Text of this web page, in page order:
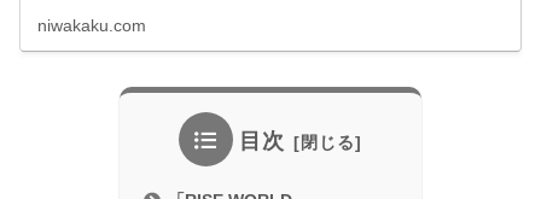
niwakaku.com
目次